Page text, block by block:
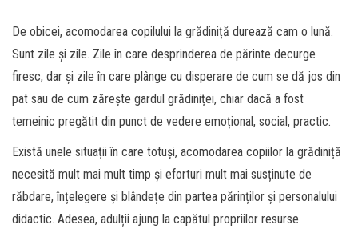
De obicei, acomodarea copilului la grădiniță durează cam o lună.
Sunt zile și zile. Zile în care desprinderea de părinte decurge
firesc, dar și zile în care plânge cu disperare de cum se dă jos din
pat sau de cum zărește gardul grădiniței, chiar dacă a fost
temeinic pregătit din punct de vedere emoțional, social, practic.
Există unele situații în care totuși, acomodarea copiilor la grădiniță
necesită mult mai mult timp și eforturi mult mai susținute de
răbdare, înțelegere și blândețe din partea părinților și personalului
didactic. Adesea, adulții ajung la capătul propriilor resurse